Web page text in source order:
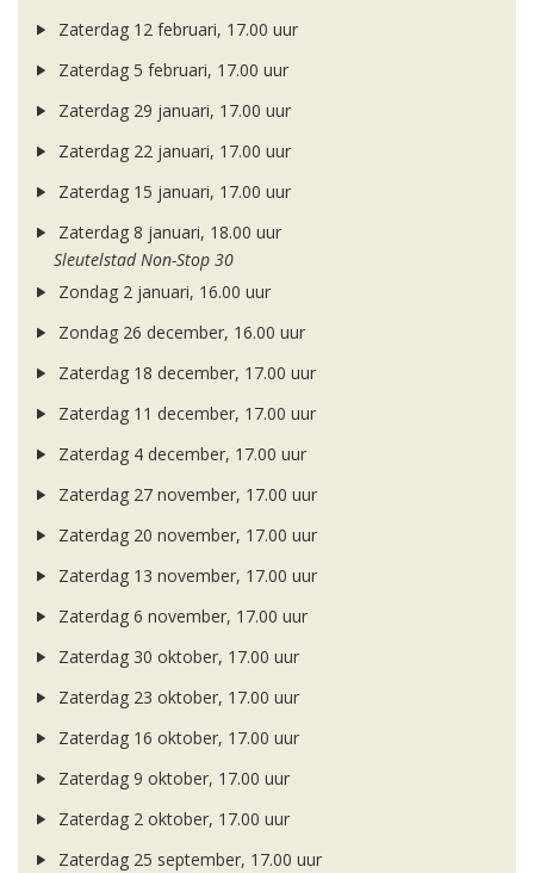
Zaterdag 12 februari, 17.00 uur
Zaterdag 5 februari, 17.00 uur
Zaterdag 29 januari, 17.00 uur
Zaterdag 22 januari, 17.00 uur
Zaterdag 15 januari, 17.00 uur
Zaterdag 8 januari, 18.00 uur
Sleutelstad Non-Stop 30
Zondag 2 januari, 16.00 uur
Zondag 26 december, 16.00 uur
Zaterdag 18 december, 17.00 uur
Zaterdag 11 december, 17.00 uur
Zaterdag 4 december, 17.00 uur
Zaterdag 27 november, 17.00 uur
Zaterdag 20 november, 17.00 uur
Zaterdag 13 november, 17.00 uur
Zaterdag 6 november, 17.00 uur
Zaterdag 30 oktober, 17.00 uur
Zaterdag 23 oktober, 17.00 uur
Zaterdag 16 oktober, 17.00 uur
Zaterdag 9 oktober, 17.00 uur
Zaterdag 2 oktober, 17.00 uur
Zaterdag 25 september, 17.00 uur